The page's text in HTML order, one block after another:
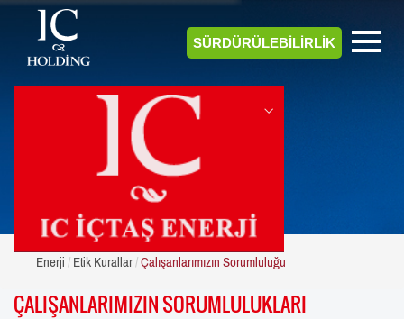
SÜRDÜRÜLEBİLİRLİK
ENERJİ
Enerji Etik Kurallar Çalışanlarımızın Sorumluluğu
ÇALIŞANLARIMIZIN SORUMLULUKLARI